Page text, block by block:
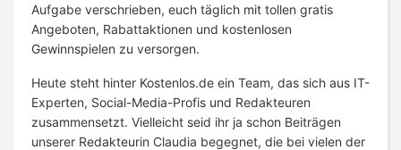
Aufgabe verschrieben, euch täglich mit tollen gratis
Angeboten, Rabattaktionen und kostenlosen
Gewinnspielen zu versorgen.
Heute steht hinter Kostenlos.de ein Team, das sich aus IT-
Experten, Social-Media-Profis und Redakteuren
zusammensetzt. Vielleicht seid ihr ja schon Beiträgen
unserer Redakteurin Claudia begegnet, die bei vielen der